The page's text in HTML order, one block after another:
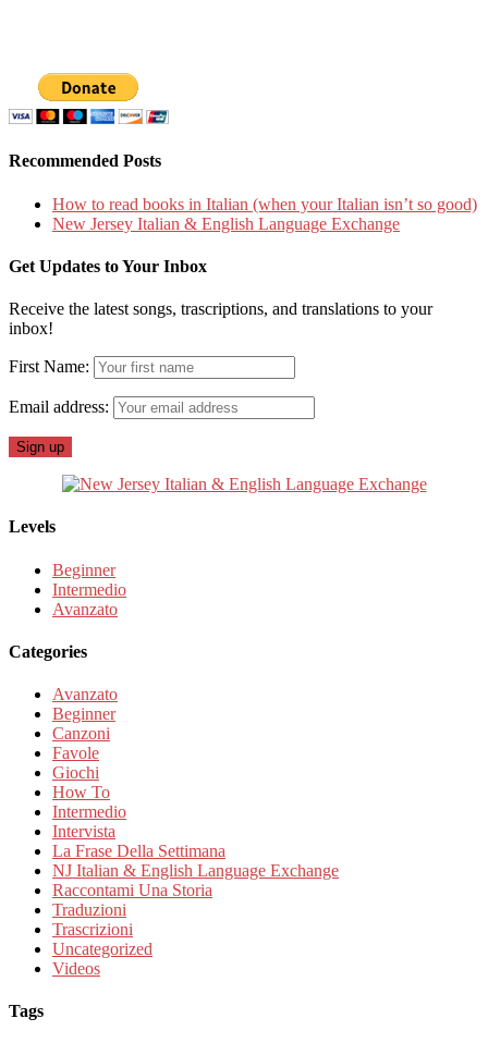
Recommended Posts
How to read books in Italian (when your Italian isn’t so good)
New Jersey Italian & English Language Exchange
Get Updates to Your Inbox
Receive the latest songs, trascriptions, and translations to your
inbox!
First Name:
Email address:
Levels
Beginner
Intermedio
Avanzato
Categories
Avanzato
Beginner
Canzoni
Favole
Giochi
How To
Intermedio
Intervista
La Frase Della Settimana
NJ Italian & English Language Exchange
Raccontami Una Storia
Traduzioni
Trascrizioni
Uncategorized
Videos
Tags